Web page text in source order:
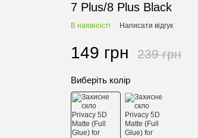
7 Plus/8 Plus Black
В наявності Написати відгук
149 грн 239 грн
Виберіть колір